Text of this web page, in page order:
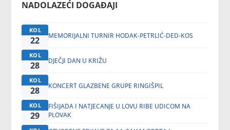
NADOLAZEĆI DOGAĐAJI
KOL
22 MEMORIJALNI TURNIR HODAK-PETRLIĆ-DED-KOS
KOL
28 DJEČJI DAN U KRIŽU
KOL
28 KONCERT GLAZBENE GRUPE RINGIŠPIL
KOL
29
FIŠIJADA I NATJECANJE U LOVU RIBE UDICOM NA
PLOVAK